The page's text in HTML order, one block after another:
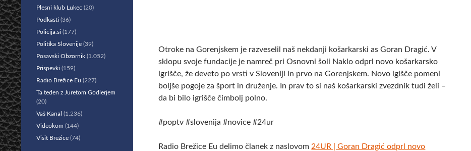
Otroke na Gorenjskem je razveselil naš nekdanji košarkarski as Goran Dragić. V
sklopu svoje fundacije je namreč pri Osnovni šoli Naklo odprl novo košarkarsko
igrišče, že deveto po vrsti v Sloveniji in prvo na Gorenjskem. Novo igišče pomeni
boljše pogoje za šport in druženje. In prav to si naš košarkarski zvezdnik tudi želi –
da bi bilo igrišče čimbolj polno.
#poptv #slovenija #novice #24ur
Radio Brežice Eu delimo članek z naslovom 24UR | Goran Dragić odprl novo
Plesni klub Lukec (20)
Podkasti (36)
Policija.si (177)
Politika Slovenije (39)
Posavski Obzornik (1.052)
Prispevki (159)
Radio Brežice Eu (227)
Ta teden z Juretom Godlerjem
(20)
Vaš Kanal (1.236)
Videokom (144)
Visit Brežice (74)